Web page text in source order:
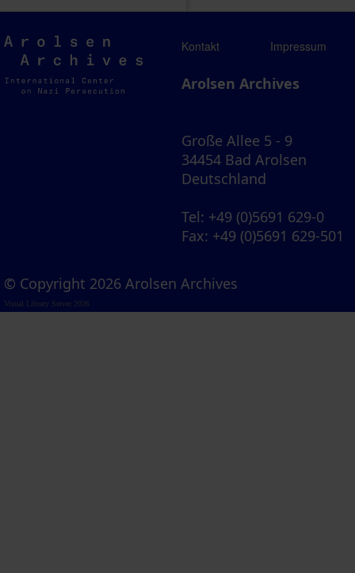
Arolsen
Archives
Kontakt Impressum
Arolsen Archives
Große Allee 5 - 9
34454 Bad Arolsen
Deutschland
Tel: +49 (0)5691 629-0
Fax: +49 (0)5691 629-501
© Copyright 2026 Arolsen Archives
Visual Library Server 2026